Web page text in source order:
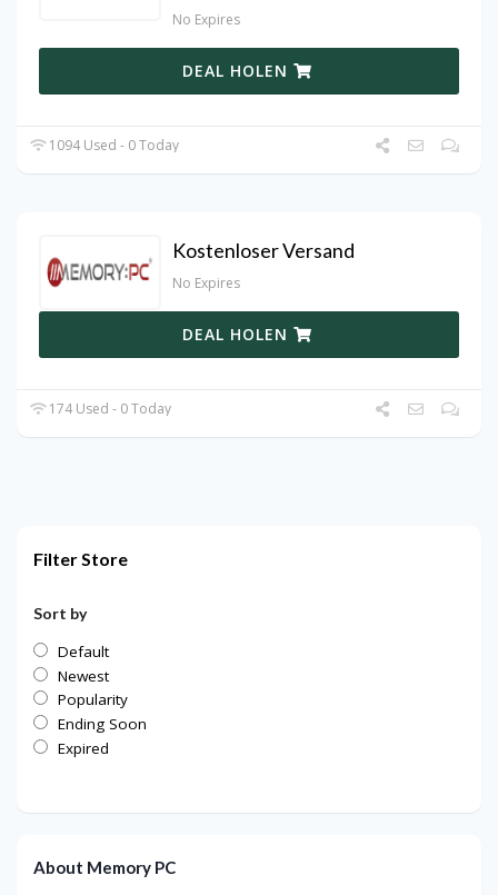
No Expires
DEAL HOLEN
1094 Used - 0 Today
Kostenloser Versand
No Expires
DEAL HOLEN
174 Used - 0 Today
Filter Store
Sort by
Default
Newest
Popularity
Ending Soon
Expired
About Memory PC